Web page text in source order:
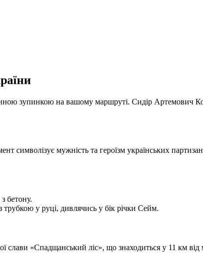
зупинкою на вашому маршруті. Сидір Артемович
символізує мужність та героїзм українських
бетону.
у руці, дивлячись у бік річки Сейм.
слави «Спадщанський ліс», що знаходиться у 11 км від